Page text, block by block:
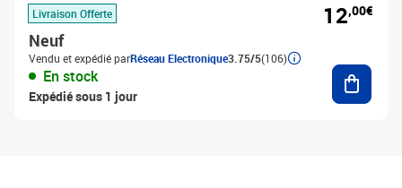
Livraison Offerte
Neuf
Vendu et expédié parRéseau Electronique3.75/5(106)
En stock
Expédié sous 1 jour
12,00€